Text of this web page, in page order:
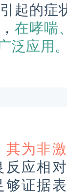
起的症
在哮喘
泛应用
为非
应相
证据